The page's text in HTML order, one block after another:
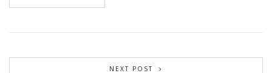
NEXT POST